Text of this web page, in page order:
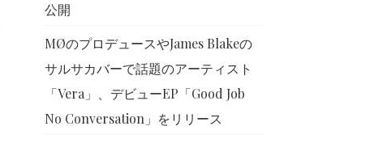
公開
MØのプロデュースやJames Blakeの
サルサカバーで話題のアーティスト
「Vera」、デビューEP「Good Job
No Conversation」をリリース